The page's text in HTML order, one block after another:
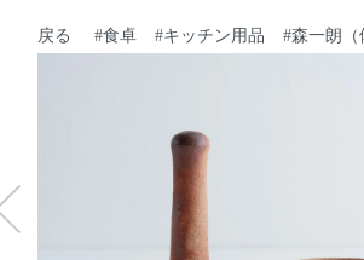
戻る #食卓 #キッチン用品 #森一朗（